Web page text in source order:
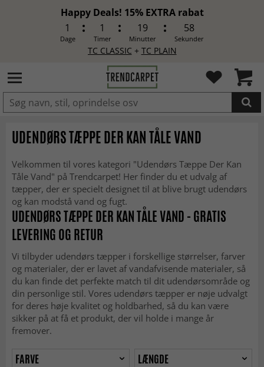
Happy Deals! 15% EXTRA rabat
1
Dage
1
Timer
19
Minutter
55
Sekunder
TC CLASSIC + TC PLAIN
LAGT I INDKØBSKURVEN.
UDENDØRS TÆPPE DER KAN TÅLE VAND
Velkommen til vores kategori "Udendørs Tæppe Der Kan
Tåle Vand" på Trendcarpet! Her finder du et udvalg af
tæpper, der er specielt designet til at blive brugt udendørs
og kan modstå vand og fugt.
UDENDØRS TÆPPE DER KAN TÅLE VAND - GRATIS
LEVERING OG RETUR
Vi tilbyder udendørs tæpper i forskellige størrelser, farver
og materialer, der er lavet af vandafvisende materialer, så
du kan finde det perfekte match til dit udendørsområde og
din personlige stil. Vores udendørs tæpper er nøje udvalgt
for deres høje kvalitet og holdbarhed, så du kan være
sikker på at få et produkt, der vil holde i mange år
fremover.
FARVE
LÆNGDE